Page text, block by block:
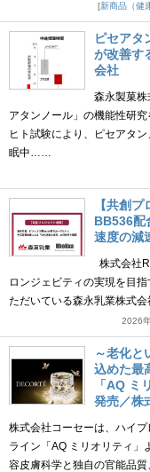
新商品（健
ピセアタ
が改善す
会社
森永製菓
アタンノール」の機能性研
ヒト試験により、ピセアタ
眠中……
【共創
BB536配
速度の減
株式会社
ロンジェビティの実現を目
ただいている森永乳業株式
2026
～老化
込めた最
「AQ
発売／株
株式会社コーセーは、ハイ
ライン「AQ ミリオリティ」
容皮膚科学と独自の官能品